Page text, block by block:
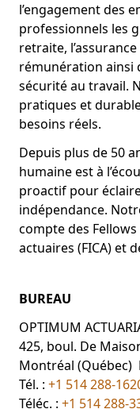
l’engagement des
professionnels les
retraite,
rémunération ainsi
sécurité au travail.
pratiques et
besoins réels.
Depuis plus de 50
humaine est à
proactif pour
indépendance.
compte des
actuaires (FICA) et
BUREAU
OPTIMUM
425, boul. De
Montréal (Québec)
Tél. : +1 514 288-
Téléc. : +1 514 288-